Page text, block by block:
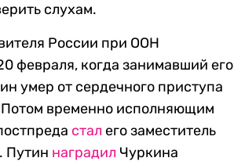
слухам.
России при ООН
февраля, когда занимавший его
умер от сердечного приступа
временно исполняющим
стал его заместитель
Путин наградил Чуркина